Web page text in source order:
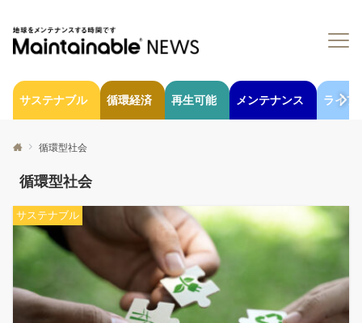
サステナブル 循環経済 再生可能 メンテナンス ライフ
循環型社会
循環型社会
サステナブル